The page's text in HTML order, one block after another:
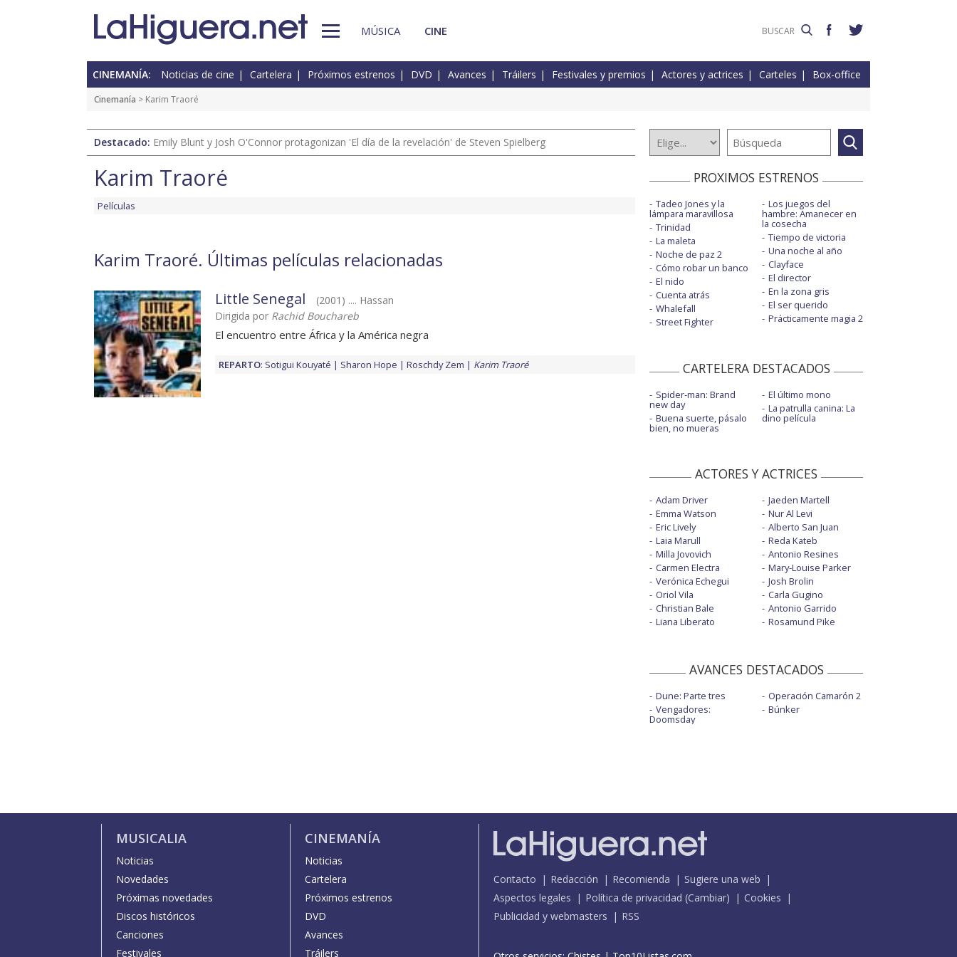
MÚSICA CINE
CINEMANÍA: Noticias de cine Cartelera Próximos estrenos DVD Avances Tráilers Festivales y premios Actores y actrices Carteles Box-office
Cinemanía > Karim Traoré
Destacado: Emily Blunt y Josh O'Connor protagonizan 'El día de la revelación' de Steven Spielberg
Karim Traoré
Películas
Karim Traoré. Últimas películas relacionadas
Little Senegal
(2001) .... Hassan
Dirigida por Rachid Bouchareb
El encuentro entre África y la América negra
REPARTO: Sotigui Kouyaté Sharon Hope Roschdy Zem Karim Traoré
PROXIMOS ESTRENOS
Tadeo Jones y la
lámpara maravillosa
Trinidad
La maleta
Noche de paz 2
Cómo robar un banco
El nido
Cuenta atrás
Whalefall
Street Fighter
Los juegos del
hambre: Amanecer en
la cosecha
Tiempo de victoria
Una noche al año
Clayface
El director
En la zona gris
El ser querido
Prácticamente magia 2
CARTELERA DESTACADOS
Spider-man: Brand
new day
Buena suerte, pásalo
bien, no mueras
El último mono
La patrulla canina: La
dino película
ACTORES Y ACTRICES
Adam Driver
Emma Watson
Eric Lively
Laia Marull
Milla Jovovich
Carmen Electra
Verónica Echegui
Oriol Vila
Christian Bale
Liana Liberato
Jaeden Martell
Nur Al Levi
Alberto San Juan
Reda Kateb
Antonio Resines
Mary-Louise Parker
Josh Brolin
Carla Gugino
Antonio Garrido
Rosamund Pike
AVANCES DESTACADOS
Dune: Parte tres
Vengadores:
Doomsday
Operación Camarón 2
Búnker
MUSICALIA
Noticias
Novedades
Próximas novedades
Discos históricos
Canciones
Festivales
CINEMANÍA
Noticias
Cartelera
Próximos estrenos
DVD
Avances
Tráilers
Contacto Redacción Recomienda
Sugiere una web
Aspectos legales
Política de privacidad (Cambiar)
Cookies
Publicidad y webmasters
RSS